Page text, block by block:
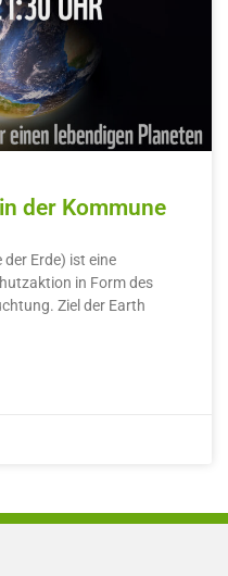
der Kommune
Erde) ist eine
in Form des
Ziel der Earth